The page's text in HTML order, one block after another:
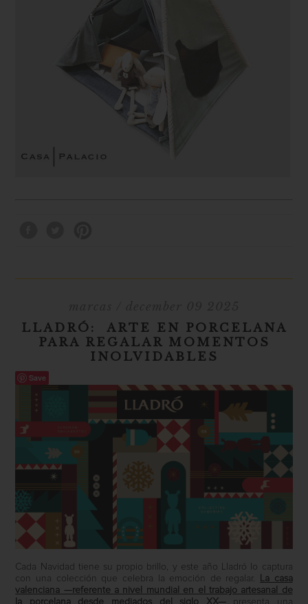
LLADRÓ: ARTE EN PORCELANA
PARA REGALAR MOMENTOS
INOLVIDABLES
Save
Cada Navidad tiene su propio brillo, y este año Lladró lo captura
con una colección que celebra la emoción de regalar.
La casa
valenciana —referente a nivel mundial en el trabajo artesanal de
la porcelana desde mediados del siglo XX—presenta una